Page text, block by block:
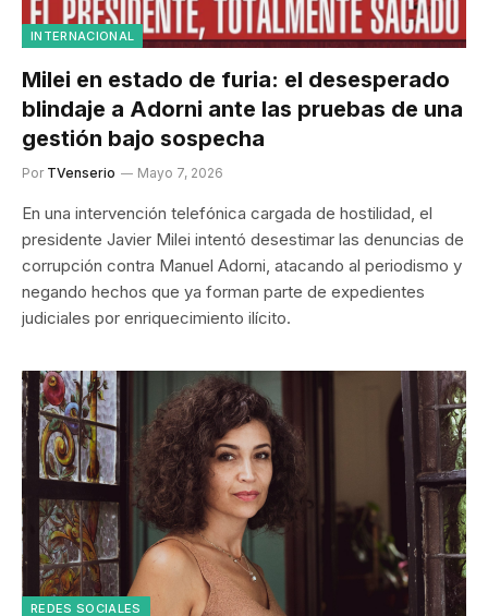
INTERNACIONAL
Milei en estado de furia: el desesperado
blindaje a Adorni ante las pruebas de una
gestión bajo sospecha
Por TVenserio Mayo 7, 2026
En una intervención telefónica cargada de hostilidad, el
presidente Javier Milei intentó desestimar las denuncias de
corrupción contra Manuel Adorni, atacando al periodismo y
negando hechos que ya forman parte de expedientes
judiciales por enriquecimiento ilícito.
REDES SOCIALES